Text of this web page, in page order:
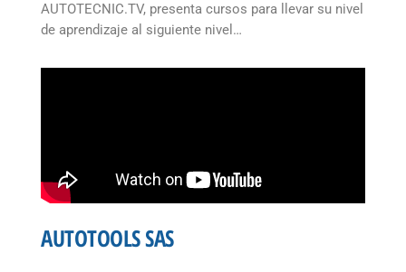
AUTOTECNIC.TV, presenta cursos para llevar su nivel
de aprendizaje al siguiente nivel…
AUTOTOOLS SAS